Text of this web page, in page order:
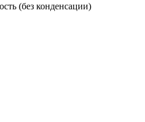
(без конденсации)